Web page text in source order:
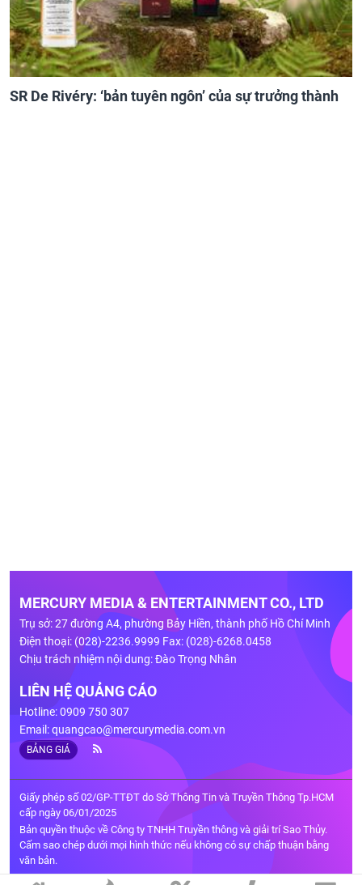
SR De Rivéry: ‘bản tuyên ngôn’ của sự trưởng thành
MERCURY MEDIA & ENTERTAINMENT CO., LTD
Trụ sở: 27 đường A4, phường Bảy Hiền, thành phố Hồ Chí Minh
Điện thoại: (028)-2236.9999 Fax: (028)-6268.0458
Chịu trách nhiệm nội dung: Đào Trọng Nhân
LIÊN HỆ QUẢNG CÁO
Hotline: 0909 750 307
Email:quangcao@mercurymedia.com.vn
BẢNG GIÁ
Giấy phép số 02/GP-TTĐT do Sở Thông Tin và Truyền Thông Tp.HCM
cấp ngày 06/01/2025
Bản quyền thuộc về Công ty TNHH Truyền thông và giải trí Sao Thủy.
Cấm sao chép dưới mọi hình thức nếu không có sự chấp thuận bằng
văn bản.